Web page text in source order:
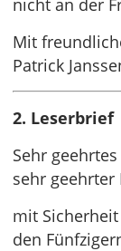
nicht an der
Mit
Patrick
2. Leserbrief
Sehr
sehr geehrter
mit Sicherheit
den